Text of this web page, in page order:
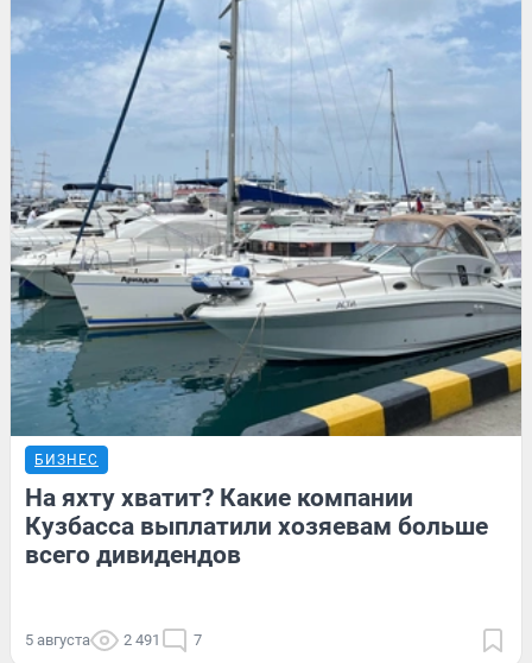
БИЗНЕС
На яхту хватит? Какие компании
Кузбасса выплатили хозяевам больше
всего дивидендов
5 августа 2 491 7